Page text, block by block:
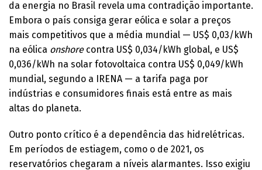
da energia no Brasil revela uma contradição importante.
Embora o país consiga gerar eólica e solar a preços
mais competitivos que a média mundial — US$ 0,03/kWh
na eólica onshore contra US$ 0,034/kWh global, e US$
0,036/kWh na solar fotovoltaica contra US$ 0,049/kWh
mundial, segundo a IRENA — a tarifa paga por
indústrias e consumidores finais está entre as mais
altas do planeta.
Outro ponto crítico é a dependência das hidrelétricas.
Em períodos de estiagem, como o de 2021, os
reservatórios chegaram a níveis alarmantes. Isso exigiu